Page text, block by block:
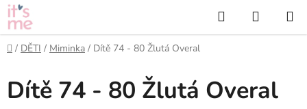
Přejít
na
obsah
Hledat
KOŠÍK
Domů
/ DĚTI / Miminka / Dítě 74 - 80 Žlutá Overal
Dítě 74 - 80 Žlutá Overal